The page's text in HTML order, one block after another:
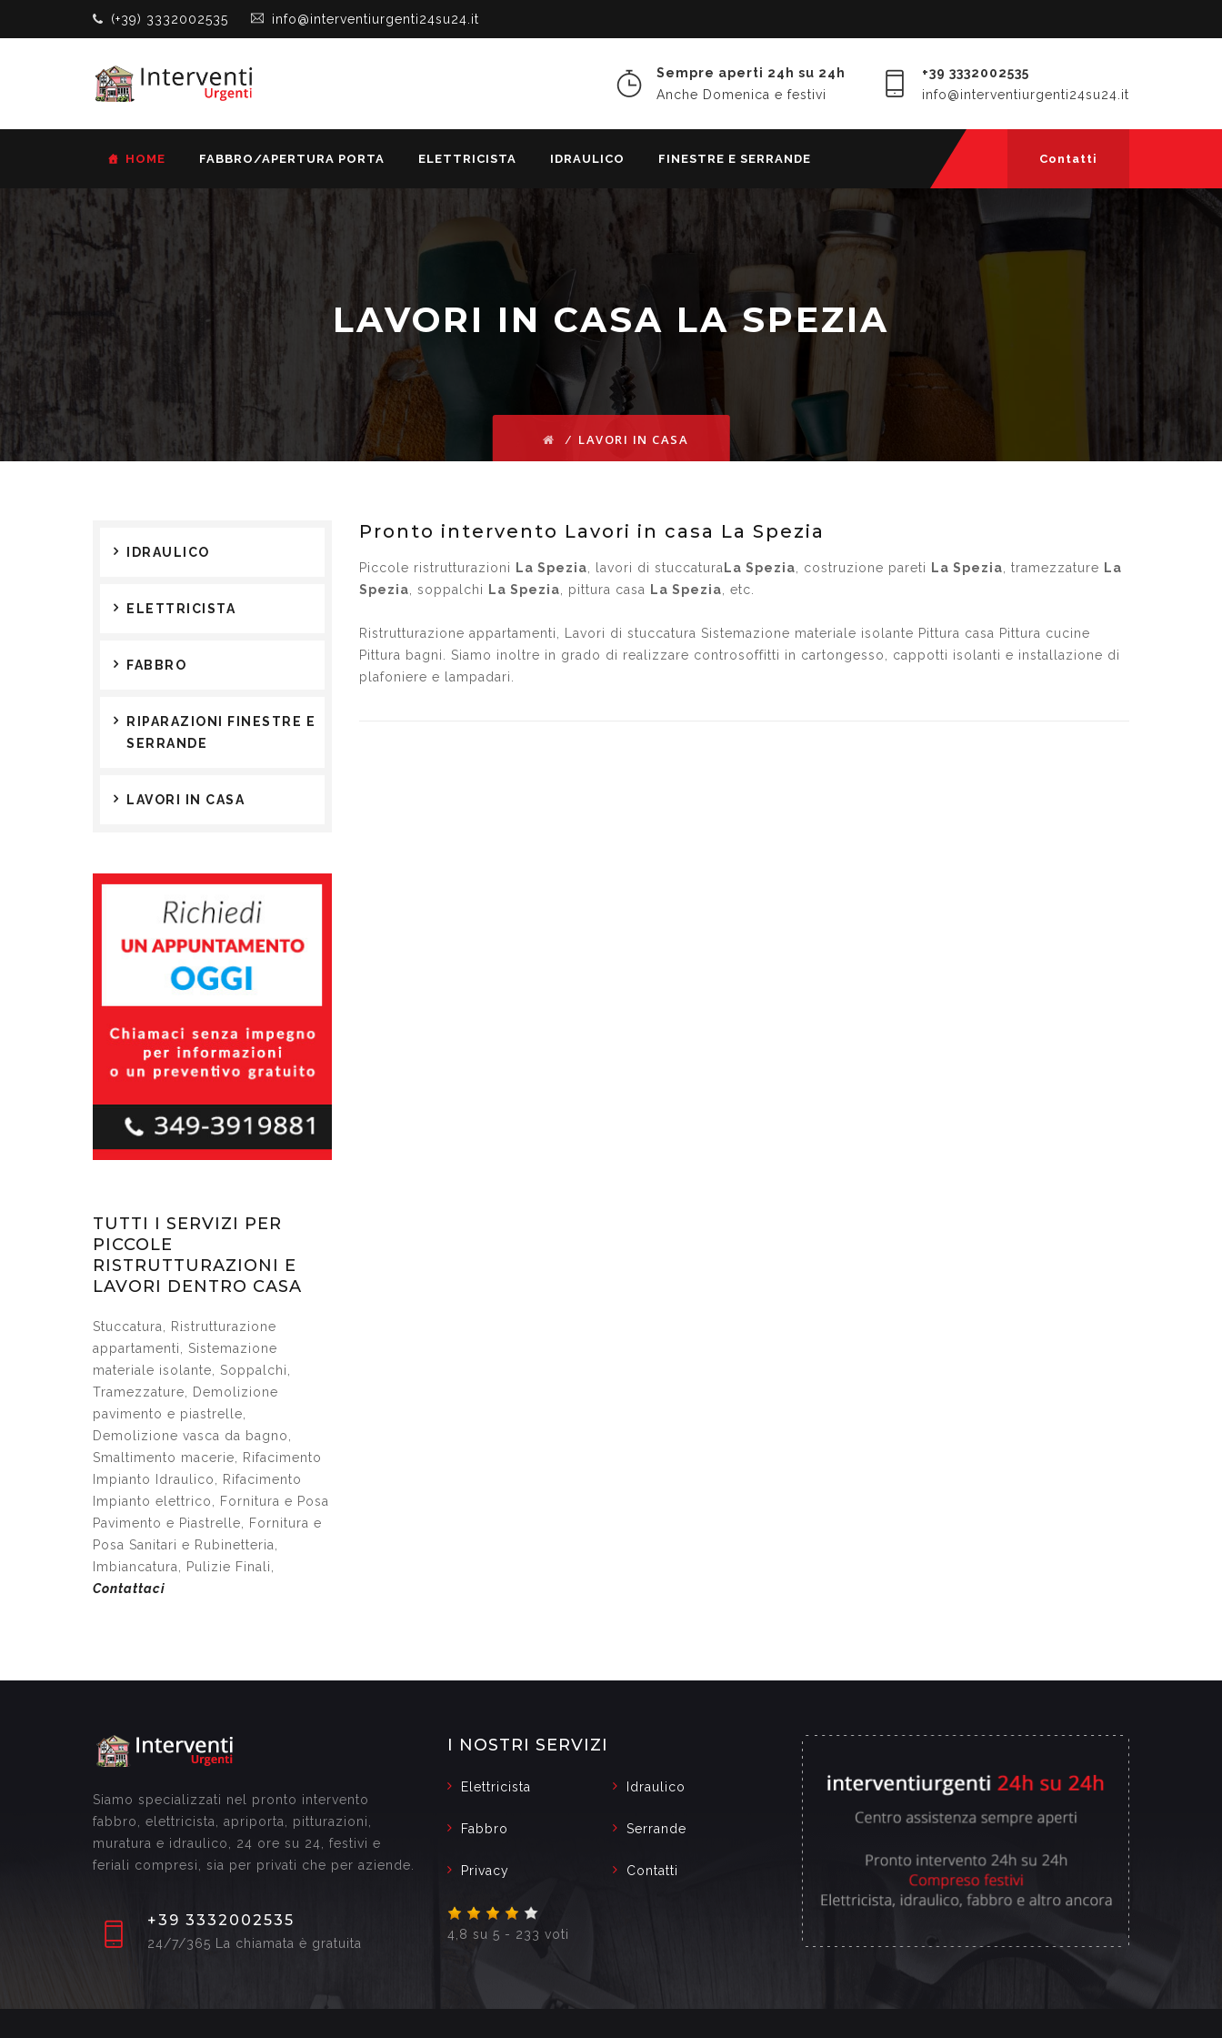
(+39) 3332002535 info@interventiurgenti24su24.it
Sempre aperti 24h su 24h
Anche Domenica e festivi
+39 3332002535
info@interventiurgenti24su24.it
Contatti
HOME FABBRO/APERTURA PORTA ELETTRICISTA IDRAULICO FINESTRE E SERRANDE
LAVORI IN CASA LA SPEZIA
⁄ LAVORI IN CASA
Pronto intervento Lavori in casa La Spezia
Piccole ristrutturazioni La Spezia , lavori di stuccatura La Spezia , costruzione pareti La Spezia , tramezzature La
Spezia , soppalchi La Spezia , pittura casa La Spezia , etc.
Ristrutturazione appartamenti, Lavori di stuccatura Sistemazione materiale isolante Pittura casa Pittura cucine
Pittura bagni. Siamo inoltre in grado di realizzare controsoffitti in cartongesso, cappotti isolanti e installazione di
plafoniere e lampadari.
IDRAULICO
ELETTRICISTA
FABBRO
RIPARAZIONI FINESTRE E
SERRANDE
LAVORI IN CASA
TUTTI I SERVIZI PER
PICCOLE
RISTRUTTURAZIONI E
LAVORI DENTRO CASA
Stuccatura, Ristrutturazione
appartamenti, Sistemazione
materiale isolante, Soppalchi,
Tramezzature, Demolizione
pavimento e piastrelle,
Demolizione vasca da bagno,
Smaltimento macerie, Rifacimento
Impianto Idraulico, Rifacimento
Impianto elettrico, Fornitura e Posa
Pavimento e Piastrelle, Fornitura e
Posa Sanitari e Rubinetteria,
Imbiancatura, Pulizie Finali,
Contattaci
Siamo specializzati nel pronto intervento
fabbro, elettricista, apriporta, pitturazioni,
muratura e idraulico, 24 ore su 24, festivi e
feriali compresi, sia per privati che per aziende.
+39 3332002535
24/7/365 La chiamata è gratuita
I NOSTRI SERVIZI
Elettricista Idraulico
Fabbro Serrande
Privacy Contatti
4,8 su 5 - 233 voti